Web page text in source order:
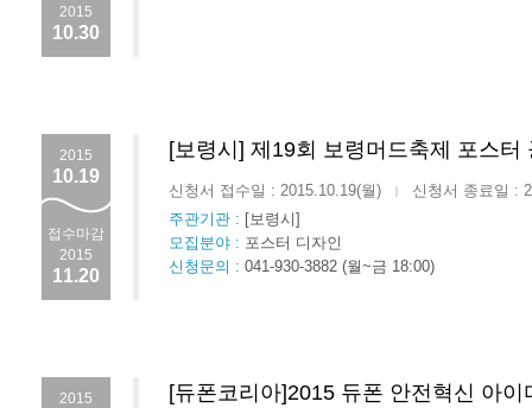
2015
10.30
2015
10.19
접수마감
2015
11.20
[보령시] 제19회 보령머드축제 포스터
신청서 접수일 : 2015.10.19(월) |
신청서 종료일 :
주관기관 : [보령시]
모집분야 : 포스터 디자인
신청문의 : 041-930-3882 (월~금 18:00)
2015 [듀폰코리아]2015 듀폰 안전혁신 아이